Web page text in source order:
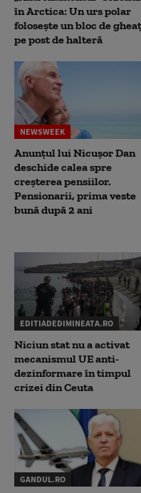
în Arctica: Un urs polar
folosește un bloc de
pe post de halteră
NEWSWEEK
Anunțul lui Nicușor Dan
deschide calea spre
creșterea pensiilor.
Pensionarii, prima veste
bună după 2 ani
EDITIADEDIMINEATA.RO
Niciun stat nu a activat
mecanismul UE anti-
dezinformare în timpul
crizei din Ceuta
GANDUL.RO